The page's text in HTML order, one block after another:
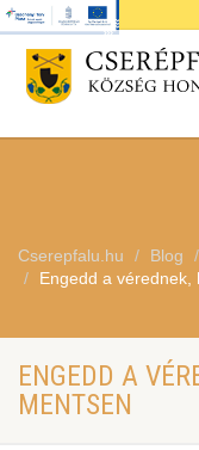
Cserepfalu.hu Blog
Engedd a vérednek,
ENGEDD A
MENTSEN